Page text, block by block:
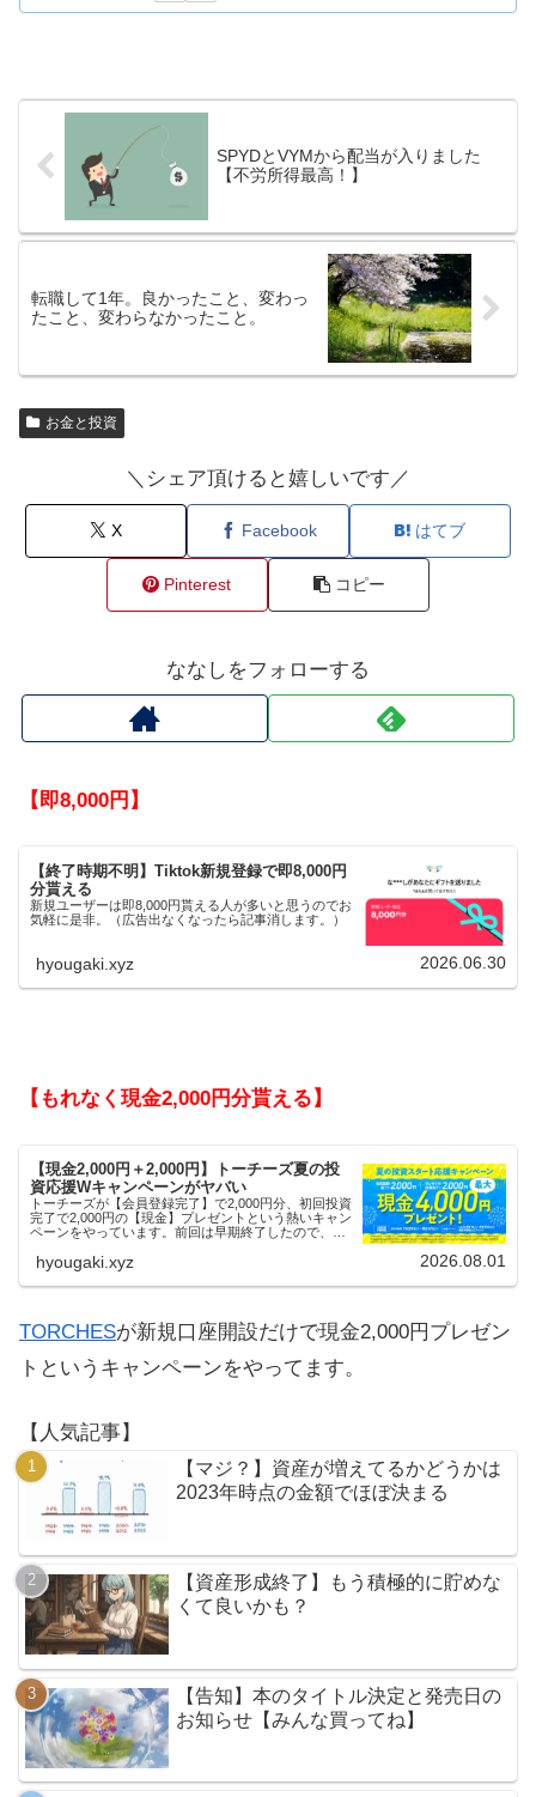
SPYDとVYMから配当が入りました
【不労所得最高！】
転職して1年。良かったこと、変わっ
たこと、変わらなかったこと。
お金と投資
＼シェア頂けると嬉しいです／
X Facebook はてブ
Pinterest コピー
ななしをフォローする
【即8,000円】
【終了時期不明】Tiktok新規登録で即8,000円
分貰える
新規ユーザーは即8,000円貰える人が多いと思うのでお
気軽に是非。（広告出なくなったら記事消します。）
hyougaki.xyz 2026.06.30
【もれなく現金2,000円分貰える】
【現金2,000円＋2,000円】トーチーズ夏の投
資応援Wキャンペーンがヤバい
トーチーズが【会員登録完了】で2,000円分、初回投資
完了で2,000円の【現金】プレゼントという熱いキャン
ペーンをやっています。前回は早期終了したので、使
hyougaki.xyz 2026.08.01
TORCHESが新規口座開設だけで現金2,000円プレゼン
トというキャンペーンをやってます。
【人気記事】
【マジ？】資産が増えてるかどうかは
2023年時点の金額でほぼ決まる
【資産形成終了】もう積極的に貯めな
くて良いかも？
【告知】本のタイトル決定と発売日の
お知らせ【みんな買ってね】